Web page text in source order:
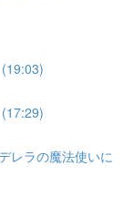
レラの魔法使いに